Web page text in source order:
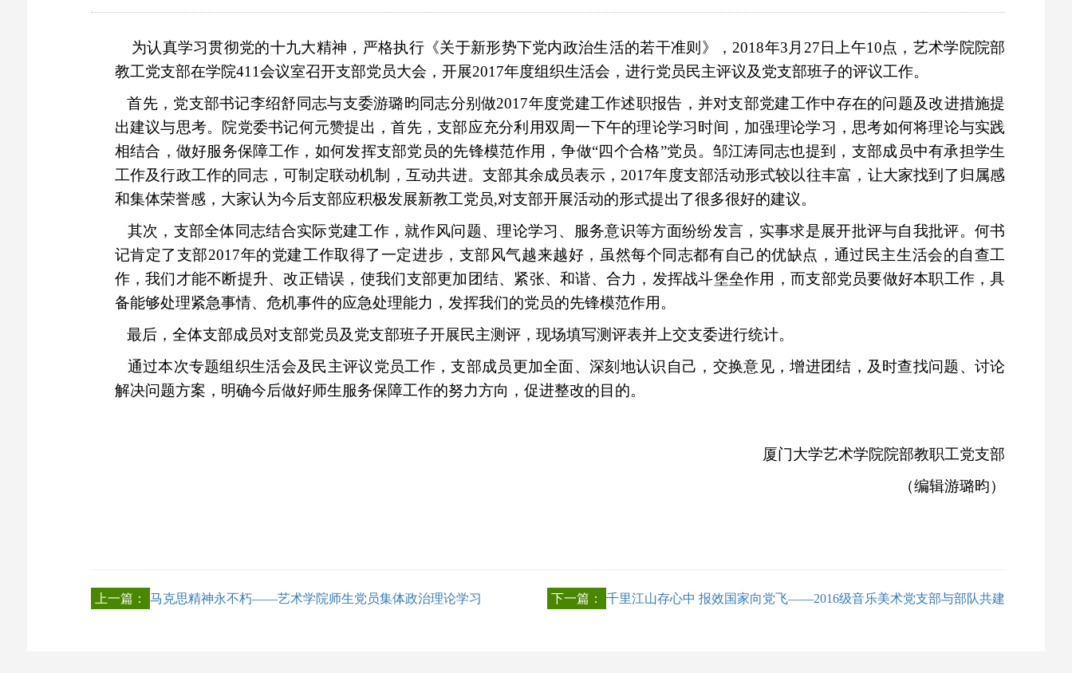
为认真学习贯彻党的十九大精神，严格执行《关于新形势下党内政治生活的若干准则》， 2018年3 月 27 日上午10点，艺术学院院部
教工党支部在学院411会议室召开支部党员大会，开展2017年度组织生活会，进行党员民主评议及党支部班子的评议工作。
首先，党支部书记李绍舒同志与支委游璐昀同志分别做2017年度党建工作述职报告，并对支部党建工作中存在的问题及改进措施提
出建议与思考。院党委书记何元赞提出，首先，支部应充分利用双周一下午的理论学习时间，加强理论学习，思考如何将理论与实践
相结合，做好服务保障工作，如何发挥支部党员的先锋模范作用，争做“四个合格”党员。邹江涛同志也提到，支部成员中有承担学生
工作及行政工作的同志，可制定联动机制，互动共进。支部其余成员表示， 2017年度支部活动形式较以往丰富，让大家找到了归属感
和集体荣誉感，大家认为今后支部应积极发展新教工党员,对支部开展活动的形式提出了很多很好的建议。
其次，支部全体同志结合实际党建工作，就作风问题、理论学习、服务意识等方面纷纷发言，实事求是展开批评与自我批评。何书
记肯定了支部2017年的党建工作取得了一定进步，支部风气越来越好，虽然每个同志都有自己的优缺点，通过民主生活会的自查工
作，我们才能不断提升、改正错误，使我们支部更加团结、紧张、和谐、合力，发挥战斗堡垒作用，而支部党员要做好本职工作，具
备能够处理紧急事情、危机事件的应急处理能力，发挥我们的党员的先锋模范作用。
最后，全体支部成员对支部党员及党支部班子开展民主测评，现场填写测评表并上交支委进行统计。
通过本次专题组织生活会及民主评议党员工作，支部成员更加全面、深刻地认识自己，交换意见，增进团结，及时查找问题、讨论
解决问题方案，明确今后做好师生服务保障工作的努力方向，促进整改的目的。
厦门大学艺术学院院部教职工党支部
（编辑游璐昀）
上一篇： 马克思精神永不朽——艺术学院师生党员集体政治理论学习 下一篇： 千里江山存心中 报效国家向党飞——2016级音乐美术党支部与部队共建